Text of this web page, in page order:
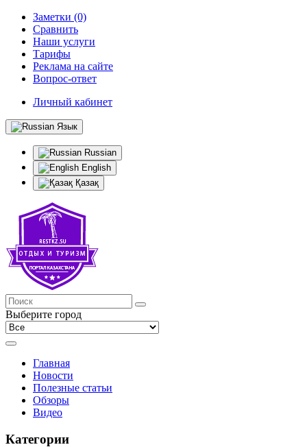
Заметки (0)
Сравнить
Наши услуги
Тарифы
Реклама на сайте
Вопрос-ответ
Личный кабинет
Язык
Russian
English
Қазақ
Выберите город
Главная
Новости
Полезные статьи
Обзоры
Видео
Категории